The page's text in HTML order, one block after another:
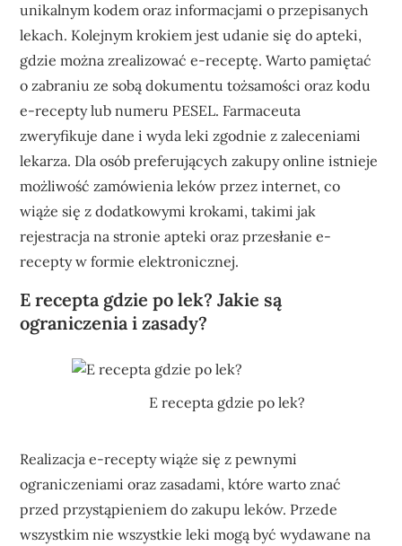
unikalnym kodem oraz informacjami o przepisanych
lekach. Kolejnym krokiem jest udanie się do apteki,
gdzie można zrealizować e-receptę. Warto pamiętać
o zabraniu ze sobą dokumentu tożsamości oraz kodu
e-recepty lub numeru PESEL. Farmaceuta
zweryfikuje dane i wyda leki zgodnie z zaleceniami
lekarza. Dla osób preferujących zakupy online istnieje
możliwość zamówienia leków przez internet, co
wiąże się z dodatkowymi krokami, takimi jak
rejestracja na stronie apteki oraz przesłanie e-
recepty w formie elektronicznej.
E recepta gdzie po lek? Jakie są
ograniczenia i zasady?
E recepta gdzie po lek?
Realizacja e-recepty wiąże się z pewnymi
ograniczeniami oraz zasadami, które warto znać
przed przystąpieniem do zakupu leków. Przede
wszystkim nie wszystkie leki mogą być wydawane na